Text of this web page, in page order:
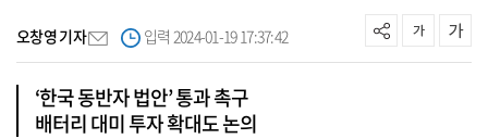
오창영 기자 입력 2024-01-19 17:37:42
‘한국 동반자 법안’ 통과 촉구
배터리 대미 투자 확대도 논의